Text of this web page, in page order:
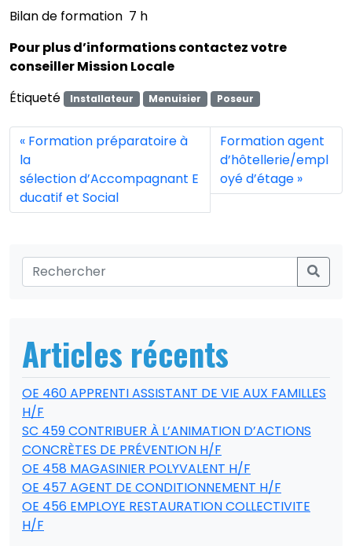
Bilan de formation 7 h
Pour plus d’informations contactez votre
conseiller Mission Locale
Étiqueté
Installateur Menuisier Poseur
Formation préparatoire à
la
sélection d’Accompagnant E
ducatif et Social
Formation agent
d’hôtellerie/empl
oyé d’étage
Articles récents
OE 460 APPRENTI ASSISTANT DE VIE AUX FAMILLES
H/F
SC 459 CONTRIBUER À L’ANIMATION D’ACTIONS
CONCRÈTES DE PRÉVENTION H/F
OE 458 MAGASINIER POLYVALENT H/F
OE 457 AGENT DE CONDITIONNEMENT H/F
OE 456 EMPLOYE RESTAURATION COLLECTIVITE
H/F